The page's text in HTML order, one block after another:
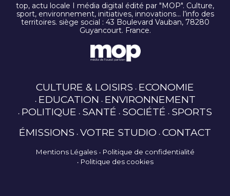
top, actu locale I média digital édité par "MOP". Culture,
sport, environnement, initiatives, innovations… l’info des
territoires. siège social : 43 Boulevard Vauban, 78280
Guyancourt. France.
CULTURE & LOISIRS ECONOMIE
EDUCATION ENVIRONNEMENT
POLITIQUE SANTÉ SOCIÉTÉ SPORTS
ÉMISSIONS VOTRE STUDIO CONTACT
Mentions Légales
Politique de confidentialité
Politique des cookies